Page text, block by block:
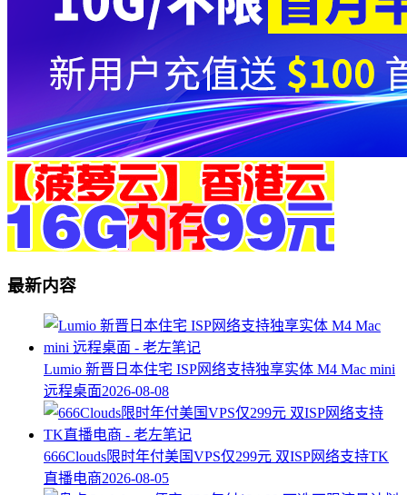
最新内容
Lumio 新晋日本住宅 ISP网络支持独享实体 M4 Mac mini
远程桌面2026-08-08
666Clouds限时年付美国VPS仅299元 双ISP网络支持TK
直播电商2026-08-05